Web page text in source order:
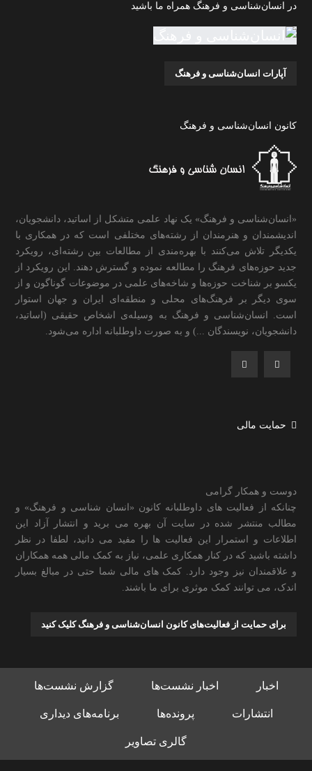
در انسان‌شناسی و فرهنگ همراه ما باشید
آپارات انسان‌شناسی و فرهنگ
کانون انسان‌شناسی و فرهنگ
«انسان‌شناسی و فرهنگ» یک نهاد علمی متشکل از اساتید، دانشجویان،
اندیشمندان و هنرمندان از رشته‌های مختلفی است که در همکاری با
یکدیگر تلاش می‌کنند با بهره‌مندی از مطالعات بین رشته‌ای، رویکرد
جدید حوزه‌های فرهنگ را مطالعه نموده و گسترش دهند. این رویکرد از
یکسو بر شناخت حوزه‌ها و شاخه‌های علمی در موضوعات گوناگون و از
سوی دیگر بر فرهنگ‌های محلی و منطقه‌ای ایران و جهان استوار
است. انسان‌شناسی و فرهنگ به وسیله‌ی اشخاص حقیقی (اساتید،
دانشجویان، نویسندگان ...) و به صورت داوطلبانه اداره می‌شود.
حمایت مالی
دوست و همکار گرامی
چنانکه از فعالیت های داوطلبانه کانون «انسان شناسی و فرهنگ» و
مطالب منتشر شده در سایت آن بهره می برید و انتشار آزاد این
اطلاعات و استمرار این فعالیت ها را مفید می دانید، لطفا در نظر
داشته باشید که در کنار همکاری علمی، نیاز به کمک مالی همه همکاران
و علاقمندان نیز وجود دارد. کمک های مالی شما حتی در مبالغ بسیار
اندک، می توانند کمک موثری برای ما باشند.
برای حمایت از فعالیت‌های کانون انسان‌شناسی و فرهنگ کلیک کنید
اخبار اخبار نشست‌ها گزارش نشست‌ها
انتشارات پرونده‌ها برنامه‌های دیداری
گالری تصاویر